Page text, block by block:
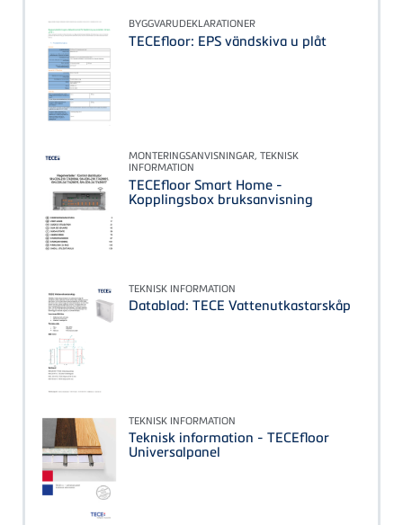
BYGGVARUDEKLARATIONER
TECEfloor: EPS vändskiva u plåt
MONTERINGSANVISNINGAR, TEKNISK
INFORMATION
TECEfloor Smart Home -
Kopplingsbox bruksanvisning
TEKNISK INFORMATION
Datablad: TECE Vattenutkastarskåp
TEKNISK INFORMATION
Teknisk information - TECEfloor
Universalpanel